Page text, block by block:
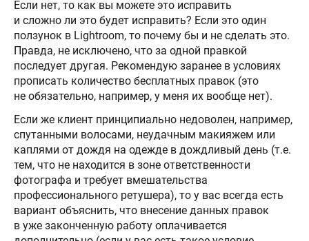
Если нет, то как вы можете это исправить
и сложно ли это будет исправить? Если это один
ползунок в Lightroom, то почему бы и не сделать это.
Правда, не исключено, что за одной правкой
последует другая. Рекомендую заранее в условиях
прописать количество бесплатных правок (это
не обязательно, например, у меня их вообще нет).
Если же клиент принципиально недоволен, например,
спутанными волосами, неудачным макияжем или
каплями от дождя на одежде в дождливый день (т.е.
тем, что не находится в зоне ответственности
фотографа и требует вмешательства
профессионального ретушера), то у вас всегда есть
вариант объяснить, что внесение данных правок
в уже законченную работу оплачивается